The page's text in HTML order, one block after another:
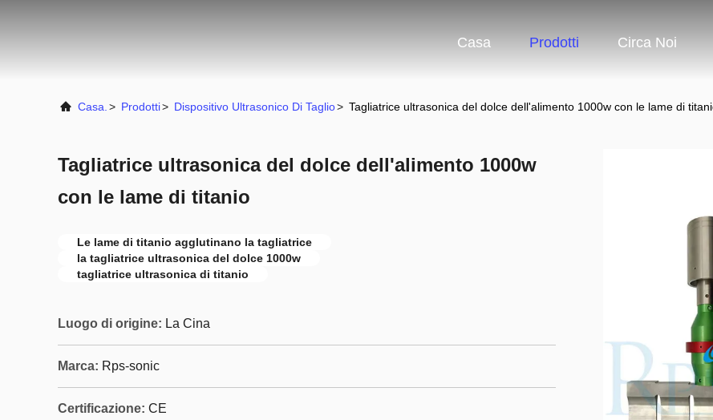
Casa Prodotti Circa Noi
Casa. > Prodotti> Dispositivo Ultrasonico Di Taglio> Tagliatrice ultrasonica del dolce dell'alimento 1000w con le lame di
Tagliatrice ultrasonica del dolce dell'alimento 1000w
con le lame di titanio
Le lame di titanio agglutinano la tagliatrice
la tagliatrice ultrasonica del dolce 1000w
tagliatrice ultrasonica di titanio
Luogo di origine: La Cina
Marca: Rps-sonic
Certificazione: CE